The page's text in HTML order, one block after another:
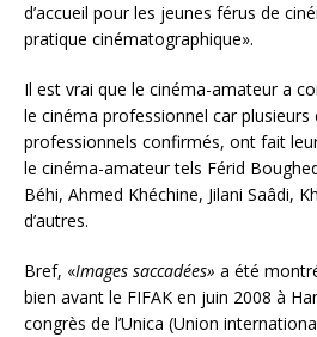
d’accueil pour les jeunes férus de
pratique cinématographique».
Il est vrai que le cinéma-amateur a
le cinéma professionnel car plusieurs
professionnels confirmés, ont fait
le cinéma-amateur tels Férid
Béhi, Ahmed Khéchine, Jilani Saâdi,
d’autres.
Bref, «Images saccadées» a été
bien avant le FIFAK en juin 2008 à
congrès de l’Unica (Union